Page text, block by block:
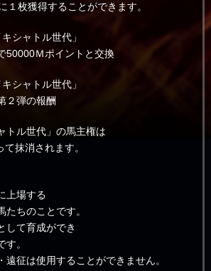
獲得することができます。
シャトル世代」
Ｍポイントと交換
シャトル世代」
弾の報酬
ル世代」の馬主権は
抹消されます。
上場する
ちのことです。
て育成ができ
。
征は使用することができません。